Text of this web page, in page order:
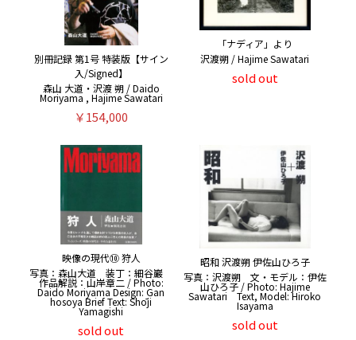
別冊記録 第1号 特装版【サイン
入/Signed】
森山 大道・沢渡 朔 / Daido
Moriyama , Hajime Sawatari
￥154,000
「ナディア」より
沢渡朔 / Hajime Sawatari
sold out
映像の現代⑩ 狩人
写真：森山大道 装丁：細谷巖
作品解説：山岸章二 / Photo:
Daido Moriyama Design: Gan
hosoya Brief Text: Shōji
Yamagishi
sold out
昭和 沢渡朔 伊佐山ひろ子
写真：沢渡朔 文・モデル：伊佐
山ひろ子 / Photo: Hajime
Sawatari Text, Model: Hiroko
Isayama
sold out